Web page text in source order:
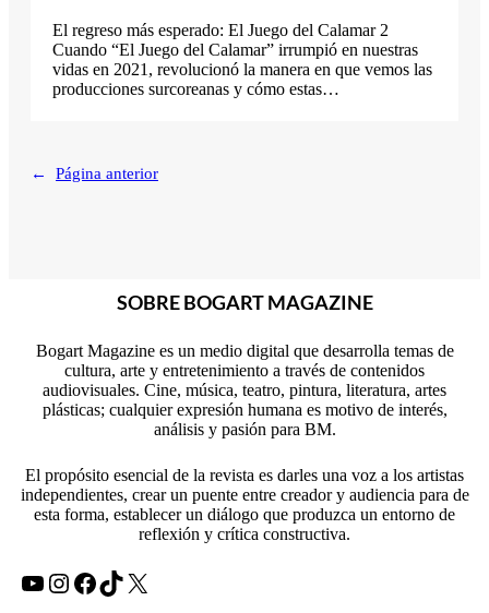
El regreso más esperado: El Juego del Calamar 2
Cuando “El Juego del Calamar” irrumpió en nuestras
vidas en 2021, revolucionó la manera en que vemos las
producciones surcoreanas y cómo estas…
← Página anterior
SOBRE BOGART MAGAZINE
Bogart Magazine es un medio digital que desarrolla temas de
cultura, arte y entretenimiento a través de contenidos
audiovisuales. Cine, música, teatro, pintura, literatura, artes
plásticas; cualquier expresión humana es motivo de interés,
análisis y pasión para BM.
El propósito esencial de la revista es darles una voz a los artistas
independientes, crear un puente entre creador y audiencia para de
esta forma, establecer un diálogo que produzca un entorno de
reflexión y crítica constructiva.
YouTube Instagram Facebook TikTok X